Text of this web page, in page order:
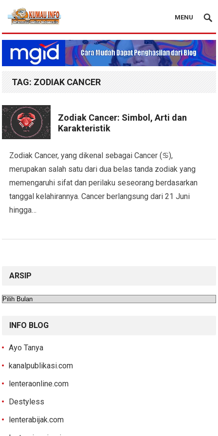
Blog Kumau Info
MENU
TAG: ZODIAK CANCER
Zodiak Cancer: Simbol, Arti dan
Karakteristik
Zodiak Cancer, yang dikenal sebagai Cancer (♋),
merupakan salah satu dari dua belas tanda zodiak yang
memengaruhi sifat dan perilaku seseorang berdasarkan
tanggal kelahirannya. Cancer berlangsung dari 21 Juni
hingga…
ARSIP
Arsip
INFO BLOG
Ayo Tanya
kanalpublikasi.com
lenteraonline.com
Destyless
lenterabijak.com